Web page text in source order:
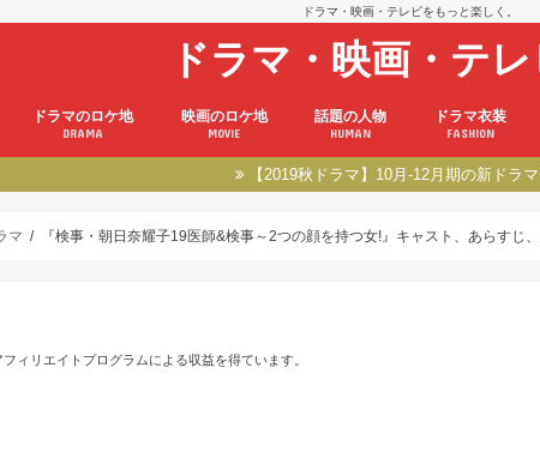
ドラマ・映画・テレビをもっと楽しく。
ドラマ・映画・テ
ドラマのロケ地
DRAMA
映画のロケ地
MOVIE
話題の人物
HUMAN
ドラマ衣装
FASHION
【2019秋ドラマ】10月-12月期の新ドラマ
マ 『検事・朝日奈耀子19医師&検事～2つの顔を持つ女!』キャスト、あらすじ
ィリエイトプログラムによる収益を得ています。